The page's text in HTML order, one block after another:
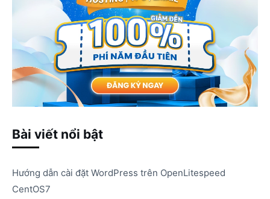
Bài viết nổi bật
Hướng dẫn cài đặt WordPress trên OpenLitespeed
CentOS7